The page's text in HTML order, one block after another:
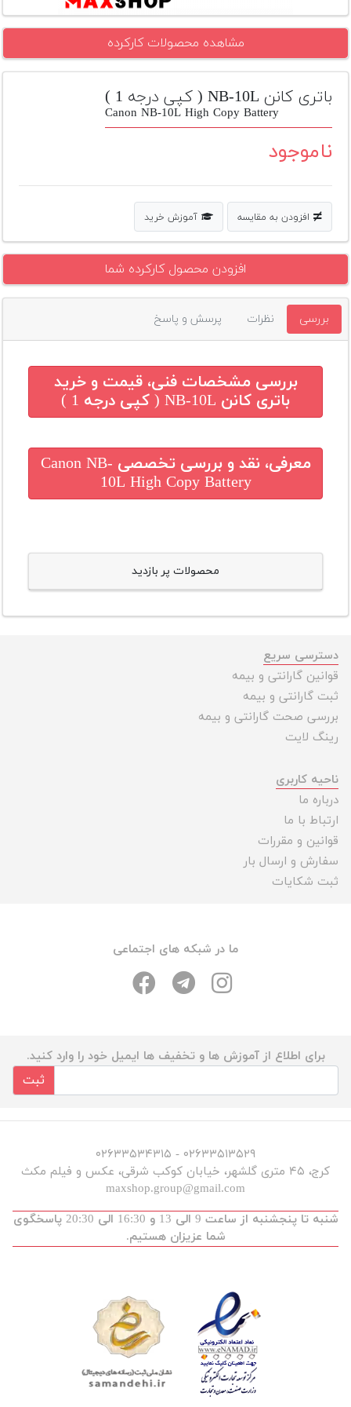
پلاس
افزودن
دست
دوم
دوربین
بله
مشاهده محصولات کارکرده
باتری کانن NB-10L ( کپی درجه 1 )
Canon NB-10L High Copy Battery
ناموجود
افزودن به مقایسه آموزش خرید
افزودن محصول کارکرده شما
بررسی نظرات پرسش و پاسخ
بررسی مشخصات فنی، قیمت و خرید
باتری کانن NB-10L ( کپی درجه 1 )
معرفی، نقد و بررسی تخصصی Canon NB-
10L High Copy Battery
محصولات پر بازدید
دسترسی سریع
قوانین گارانتی و بیمه
ثبت گارانتی و بیمه
بررسی صحت گارانتی و بیمه
رینگ لایت
ناحیه کاربری
درباره ما
ارتباط با ما
قوانین و مقررات
سفارش و ارسال بار
ثبت شکایات
ما در شبکه های اجتماعی
برای اطلاع از آموزش ها و تخفیف ها ایمیل خود را وارد کنید.
ثبت
۰۲۶۳۳۵۱۳۵۲۹ - ۰۲۶۳۳۵۳۴۳۱۵
کرج، ۴۵ متری گلشهر، خیابان کوکب شرقی، عکس و فیلم مکث
maxshop.group@gmail.com
شنبه تا پنجشنبه از ساعت 9 الی 13 و 16:30 الی 20:30 پاسخگوی
شما عزیزان هستیم.